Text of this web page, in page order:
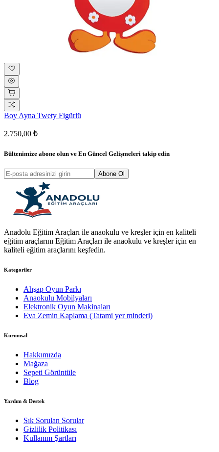
Boy Ayna Twety Figürlü
2.750,00 ₺
Bültenimize abone olun ve En Güncel Gelişmeleri takip edin
Abone Ol
Anadolu Eğitim Araçları ile anaokulu ve kreşler için en kaliteli
eğitim araçlarını Eğitim Araçları ile anaokulu ve kreşler için en
kaliteli eğitim araçlarını keşfedin.
Kategoriler
Ahşap Oyun Parkı
Anaokulu Mobilyaları
Elektronik Oyun Makinaları
Eva Zemin Kaplama (Tatami yer minderi)
Kurumsal
Hakkımızda
Mağaza
Sepeti Görüntüle
Blog
Yardım & Destek
Sık Sorulan Sorular
Gizlilik Politikası
Kullanım Şartları